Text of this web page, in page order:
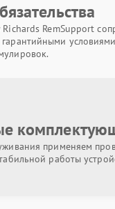
RemSupport
применяем
работы